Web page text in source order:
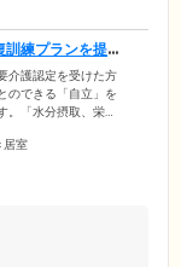
練プランを提案
介護認定を受けた方
のできる「自立」を
。「水分摂取、栄
ととらえる「生活
たプランを提案。
居室